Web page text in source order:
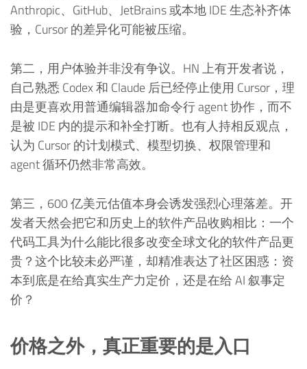
Anthropic、GitHub、JetBrains 或本地 IDE 生态补齐体
验，Cursor 的差异化可能被压缩。
第二，用户体验并非没有争议。HN 上有开发者说，
自己熟悉 Codex 和 Claude 后已经停止使用 Cursor，理
由是更喜欢用普通编辑器加命令行 agent 协作，而不
是被 IDE 内的提示和补全打断。也有人持相反观点，
认为 Cursor 的计划模式、模型切换、权限管理和
agent 循环仍然非常高效。
第三，600 亿美元估值本身会诱发强烈心理落差。开
发者天然会把它和历史上的软件产品收购相比：一个
代码工具为什么能比很多改变全球文化的软件产品更
贵？这个比较未必严谨，却精准表达了社区困惑：资
本到底是在给真实生产力定价，还是在给 AI 叙事定
价？
价格之外，真正重要的是入口